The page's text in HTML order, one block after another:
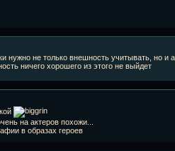
нужно не только внешность учитывать, но и
ничего хорошего из этого не выйдет
на актеров похожи...
в образах героев